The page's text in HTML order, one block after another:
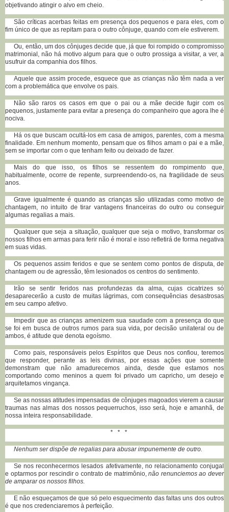
objetivando atingir o alvo em cheio.
São críticas acerbas feitas em presença dos pequenos e para eles, com o
fim único de que as repitam para o outro cônjuge, quando com ele estiverem.
Ou, então, um dos cônjuges decide que, já que foi rompido o compromisso
matrimonial, não há motivo algum para que o outro prossiga a visitar, a ver, a
usufruir da companhia dos filhos.
Aquele que assim procede, esquece que as crianças não têm nada a ver
com a problemática que envolve os pais.
Não são raros os casos em que o pai ou a mãe decide fugir com os
pequenos, justamente para evitar a presença do companheiro que agora lhe é
nociva.
Há os que buscam ocultá-los em casa de amigos, parentes, com a mesma
finalidade. Em nenhum momento, pensam que os filhos amam o pai e a mãe,
sem se importar com o que tenham feito ou deixado de fazer.
Mais do que isso, os filhos se ressentem do rompimento que,
habitualmente, ocorre de repente, surpreendendo-os, na fragilidade de seus
anos.
Grave igualmente é quando as crianças são utilizadas como motivo de
chantagem, no intuito de tirar vantagens financeiras do outro ou conseguir
algumas regalias a mais.
Qualquer que seja a situação, qualquer que seja o motivo, transformar os
nossos filhos em armas para ferir não é moral e isso refletirá de forma negativa
em suas vidas.
Os pequenos assim feridos e que se sentem como pontos de disputa, de
chantagem ou de agressão, têm lesionados os centros do sentimento.
Irão se sentir feridos nas profundezas da alma, cujas cicatrizes só
desaparecerão a custo de muitas lágrimas, com consequências desastrosas
em seu campo afetivo.
Impedir que as crianças amenizem sua saudade com a presença do que
se foi em busca de outros rumos para sua vida, por decisão unilateral ou de
ambos, é atitude que denota egoísmo.
Como pais, responsáveis pelos Espíritos que Deus nos confiou, teremos
que responder, perante as leis divinas, por essas ações que somente
demonstram que não amadurecemos ainda, desde que estamos nos
comportando como meninos a quem foi privado um capricho, um desejo e
arquitetamos vingança.
Se as nossas atitudes impensadas de cônjuges magoados vierem a causar
traumas nas almas dos nossos pequerruchos, isso será, hoje e amanhã, de
nossa inteira responsabilidade.
* * *
Nenhum ser dispõe de regalias para abusar impunemente de outro.
Se nos reconhecermos lesados afetivamente, no relacionamento conjugal
e optarmos por rescindir o contrato de matrimônio,não renunciemos ao dever
de amparar os nossos filhos.
E não esqueçamos de que só pelo esquecimento das faltas uns dos outros
é que nos credenciaremos à perfeição.